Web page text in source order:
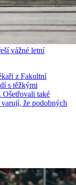
vážné letní
z Fakultní
s těžkými
také
že podobných